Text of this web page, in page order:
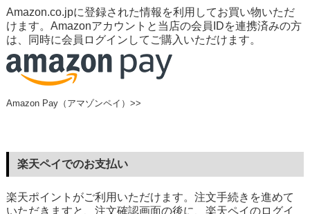
Amazon.co.jpに登録された情報を利用してお買い物いただ
けます。Amazonアカウントと当店の会員IDを連携済みの方
は、同時に会員ログインしてご購入いただけます。
Amazon Pay（アマゾンペイ）>>
楽天ペイでのお支払い
楽天ポイントがご利用いただけます。注文手続きを進めて
いただきますと、注文確認画面の後に、楽天ペイのログイ